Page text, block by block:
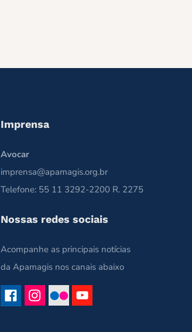
Imprensa
Avocar
imprensa@apamagis.org.br
Telefone: 55 11 3292-2200 R. 2275
Nossas redes sociais
Acompanhe as principais notícias
da Apamagis nos canais abaixo